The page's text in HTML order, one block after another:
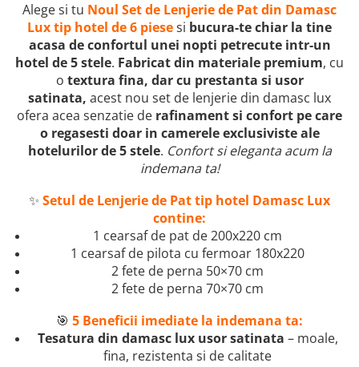
Alege si tu Noul Set de Lenjerie de Pat din Damasc
Lux tip hotel de 6 piesesi bucura-te chiar la tine
acasa de confortul unei nopti petrecute intr-un
hotel de 5 stele. Fabricat din materiale premium, cu
o textura fina, dar cu prestanta si usor
satinata, acest nou set de lenjerie din damasc lux
ofera acea senzatie de rafinament si confort pe care
o regasesti doar in camerele exclusiviste ale
hotelurilor de 5 stele. Confort si eleganta acum la
indemana ta!
✨ Setul de Lenjerie de Pat tip hotel Damasc Lux
contine:
1 cearsaf de pat de 200x220 cm
1 cearsaf de pilota cu fermoar 180x220
2 fete de perna 50×70 cm
2 fete de perna 70×70 cm
🎯 5 Beneficii imediate la indemana ta:
Tesatura din damasc lux usor satinata – moale,
fina, rezistenta si de calitate